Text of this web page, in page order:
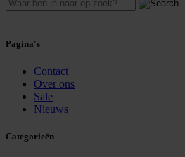
Pagina's
Contact
Over ons
Sale
Nieuws
Categorieën